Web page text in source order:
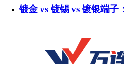
镀金 vs 镀锡 vs 镀银端子